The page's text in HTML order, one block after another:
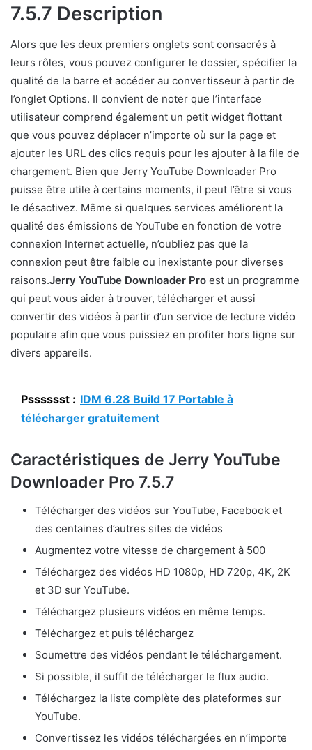
7.5.7 Description
Alors que les deux premiers onglets sont consacrés à
leurs rôles, vous pouvez configurer le dossier, spécifier la
qualité de la barre et accéder au convertisseur à partir de
l’onglet Options. Il convient de noter que l’interface
utilisateur comprend également un petit widget flottant
que vous pouvez déplacer n’importe où sur la page et
ajouter les URL des clics requis pour les ajouter à la file de
chargement. Bien que Jerry YouTube Downloader Pro
puisse être utile à certains moments, il peut l’être si vous
le désactivez. Même si quelques services améliorent la
qualité des émissions de YouTube en fonction de votre
connexion Internet actuelle, n’oubliez pas que la
connexion peut être faible ou inexistante pour diverses
raisons.Jerry YouTube Downloader Pro est un programme
qui peut vous aider à trouver, télécharger et aussi
convertir des vidéos à partir d’un service de lecture vidéo
populaire afin que vous puissiez en profiter hors ligne sur
divers appareils.
Psssssst : IDM 6.28 Build 17 Portable à
télécharger gratuitement
Caractéristiques de Jerry YouTube
Downloader Pro 7.5.7
Télécharger des vidéos sur YouTube, Facebook et
des centaines d’autres sites de vidéos
Augmentez votre vitesse de chargement à 500
Téléchargez des vidéos HD 1080p, HD 720p, 4K, 2K
et 3D sur YouTube.
Téléchargez plusieurs vidéos en même temps.
Téléchargez et puis téléchargez
Soumettre des vidéos pendant le téléchargement.
Si possible, il suffit de télécharger le flux audio.
Téléchargez la liste complète des plateformes sur
YouTube.
Convertissez les vidéos téléchargées en n’importe